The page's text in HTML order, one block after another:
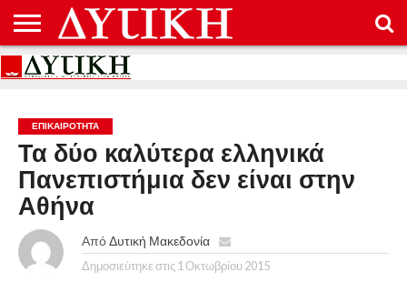
ΑΡΧΙΚΉ
ΕΠΙΚΟΙΝΩΝΊΑ
ΌΡΟΙ
ΠΡΟΣΤΑΣΊΑ
ΕΠΙΚΑΙΡΟΤΗΤΑ
Τα δύο καλύτερα ελληνικά
Πανεπιστήμια δεν είναι στην
Αθήνα
Από Δυτική Μακεδονία
Δημοσιεύτηκε στις 1 Οκτωβρίου 2015